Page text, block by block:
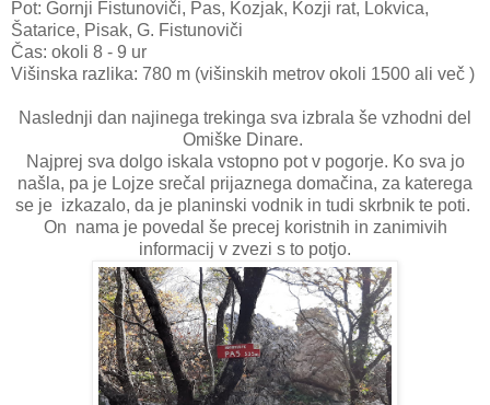
Pot: Gornji Fistunoviči, Pas, Kozjak, Kozji rat, Lokvica,
Šatarice, Pisak, G. Fistunoviči
Čas: okoli 8 - 9 ur
Višinska razlika: 780 m (višinskih metrov okoli 1500 ali več )
Naslednji dan najinega trekinga sva izbrala še vzhodni del
Omiške Dinare.
Najprej sva dolgo iskala vstopno pot v pogorje. Ko sva jo
našla, pa je Lojze srečal prijaznega domačina, za katerega
se je izkazalo, da je planinski vodnik in tudi skrbnik te poti.
On nama je povedal še precej koristnih in zanimivih
informacij v zvezi s to potjo.